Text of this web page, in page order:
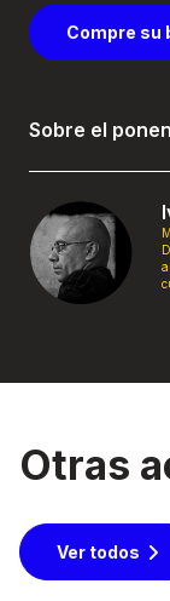
Compre su
Sobre el
Otras
Ver todos